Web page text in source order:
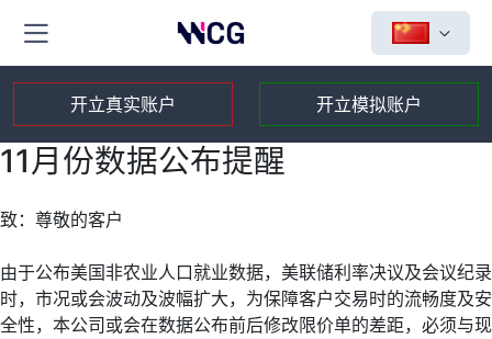
开立真实账户 开立模拟账户
11月份数据公布提醒
致：尊敬的客户
由于公布美国非农业人口就业数据，美联储利率决议及会议纪录
时，市况或会波动及波幅扩大，为保障客户交易时的流畅度及安
全性，本公司或会在数据公布前后修改限价单的差距，必须与现